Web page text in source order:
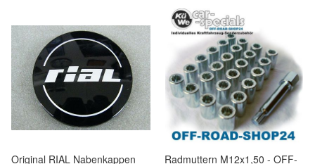
Original RIAL Nabenkappen
Radmuttern M12x1,50 - OFF-